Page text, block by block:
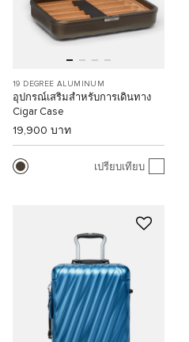
19 DEGREE ALUMINUM
อุปกรณ์เสริมสำหรับการเดินทาง
Cigar Case
19,900 บาท
เปรียบเทียบ